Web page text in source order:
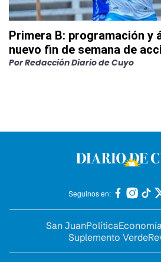
Primera B: programación y
nuevo fin de semana de
PorRedacción Diario de Cuyo
Seguinos en:
San JuanPolítica
Suplemento Verde